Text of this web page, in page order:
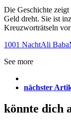
Die Geschichte
Geld dreht. Sie ist
Kreuzworträtseln
1001 NachtAli Baba
See more
nächster
könnte dich